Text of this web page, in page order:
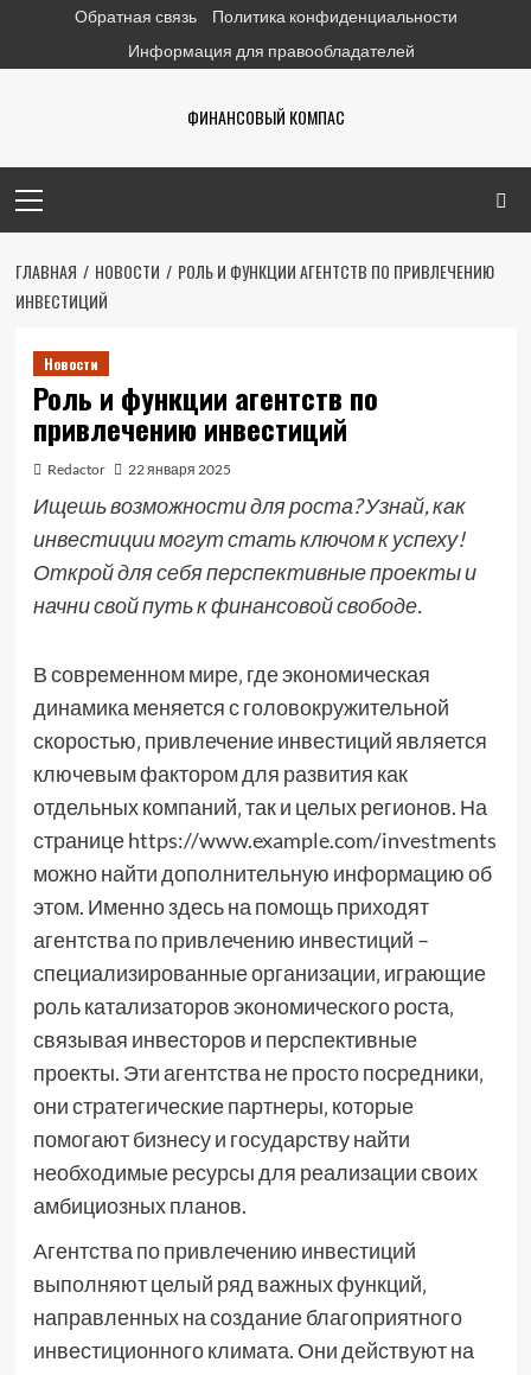
содержимому
Обратная связь
Политика конфиденциальности
Информация для правообладателей
ФИНАНСОВЫЙ КОМПАС
меню
ГЛАВНАЯ НОВОСТИ
РОЛЬ И ФУНКЦИИ АГЕНТСТВ ПО ПРИВЛЕЧЕНИЮ
ИНВЕСТИЦИЙ
Новости
Роль и функции агентств по
привлечению инвестиций
Redactor 22 января 2025
Ищешь возможности для роста? Узнай, как
инвестиции могут стать ключом к успеху!
Открой для себя перспективные проекты и
начни свой путь к финансовой свободе.
В современном мире‚ где экономическая
динамика меняется с головокружительной
скоростью‚ привлечение инвестиций является
ключевым фактором для развития как
отдельных компаний‚ так и целых регионов. На
странице https://www.example.com/investments
можно найти дополнительную информацию об
этом. Именно здесь на помощь приходят
агентства по привлечению инвестиций –
специализированные организации‚ играющие
роль катализаторов экономического роста‚
связывая инвесторов и перспективные
проекты. Эти агентства не просто посредники‚
они стратегические партнеры‚ которые
помогают бизнесу и государству найти
необходимые ресурсы для реализации своих
амбициозных планов.
Агентства по привлечению инвестиций
выполняют целый ряд важных функций‚
направленных на создание благоприятного
инвестиционного климата. Они действуют на